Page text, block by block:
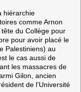
hiérarchie
comme Arnon
du Collège pour
pour avoir placé le
Palestiniens) au
le cas aussi de
les massacres de
Gilon, ancien
de l’Université